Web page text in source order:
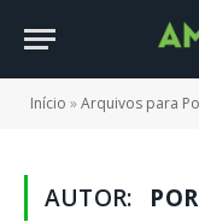
Início »Arquivos para
AUTOR: